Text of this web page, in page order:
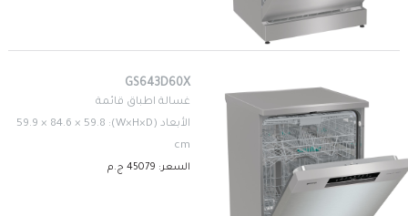
GS643D60X
غسالة اطباق قائمة
الأبعاد (W×H×D): 59.9 × 84.6 × 59.8
cm
السعر: 45079 ج.م